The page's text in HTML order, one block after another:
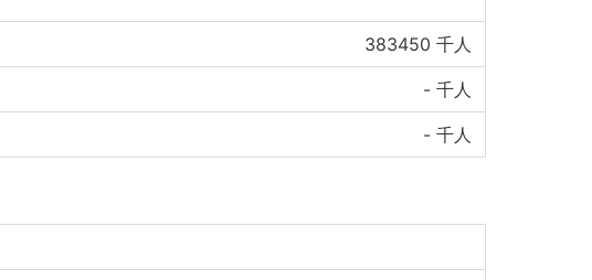
383450 千人
- 千人
- 千人